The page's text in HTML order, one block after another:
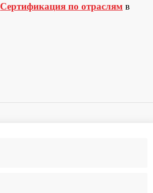
Сертификация по отраслям в